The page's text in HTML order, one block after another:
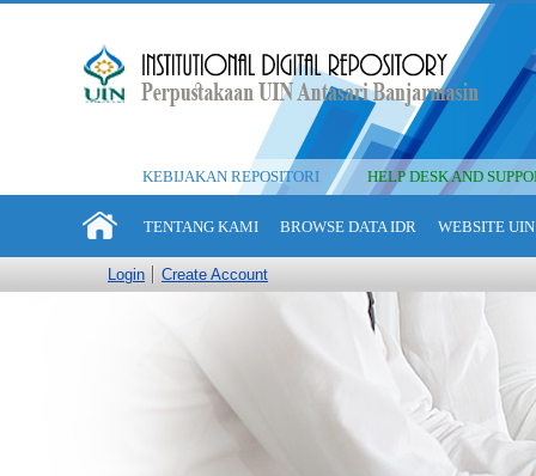
KEBIJAKAN REPOSITORI HELP DESK AND
TENTANG KAMI BROWSE DATA IDR WEBSITE
Login Create Account